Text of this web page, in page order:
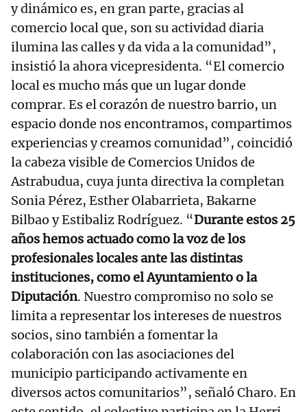
y dinámico es, en gran parte, gracias al
comercio local que, son su actividad diaria
ilumina las calles y da vida a la comunidad”,
insistió la ahora vicepresidenta. “El comercio
local es mucho más que un lugar donde
comprar. Es el corazón de nuestro barrio, un
espacio donde nos encontramos, compartimos
experiencias y creamos comunidad”, coincidió
la cabeza visible de Comercios Unidos de
Astrabudua, cuya junta directiva la completan
Sonia Pérez, Esther Olabarrieta, Bakarne
Bilbao y Estibaliz Rodríguez. “Durante estos 25
años hemos actuado como la voz de los
profesionales locales ante las distintas
instituciones, como el Ayuntamiento o la
Diputación. Nuestro compromiso no solo se
limita a representar los intereses de nuestros
socios, sino también a fomentar la
colaboración con las asociaciones del
municipio participando activamente en
diversos actos comunitarios”, señaló Charo. En